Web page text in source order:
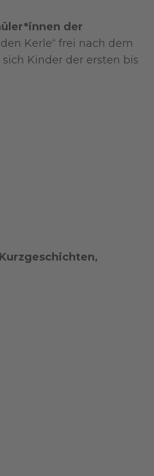
der
Kerle“ frei nach dem
Kinder der ersten bis